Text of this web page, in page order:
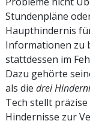
Stundenpläne
Haupthindernis
Informationen zu
stattdessen im
Dazu gehörte
als die drei
Tech stellt
Hindernisse zur